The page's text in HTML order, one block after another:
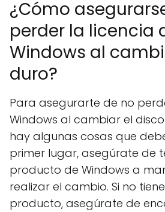
¿Cómo
perder la licencia
Windows al
duro?
Para asegurarte de no
Windows al cambiar el
hay algunas cosas que
primer lugar, asegúrate de
producto de Windows a
realizar el cambio. Si no
producto, asegúrate de